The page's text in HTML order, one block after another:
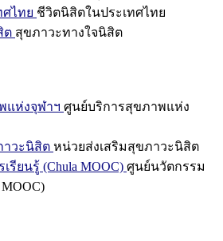
ศไทย ชีวิตนิสิตในประเทศไทย
ต สุขภาวะทางใจนิสิต
แห่งจุฬาฯ ศูนย์บริการสุขภาพแห่ง
าวะนิสิต หน่วยส่งเสริมสุขภาวะนิสิต
รียนรู้ (Chula MOOC) ศูนย์นวัตกรรม